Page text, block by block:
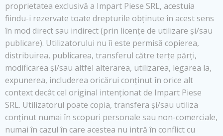
proprietatea exclusivă a Impart Piese SRL, acestuia
fiindu-i rezervate toate drepturile obținute în acest sens
în mod direct sau indirect (prin licențe de utilizare și/sau
publicare). Utilizatorului nu îi este permisă copierea,
distribuirea, publicarea, transferul către terțe părți,
modificarea și/sau altfel alterarea, utilizarea, legarea la,
expunerea, includerea oricărui conținut în orice alt
context decât cel original intenționat de Impart Piese
SRL. Utilizatorul poate copia, transfera și/sau utiliza
conținut numai în scopuri personale sau non-comerciale,
numai în cazul în care acestea nu intră în conflict cu